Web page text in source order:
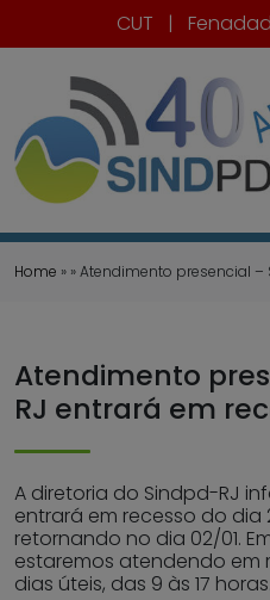
CUT |
Home » » Atendimento presencial
Atendimento
RJ entrará em
A diretoria do Sindpd-RJ
entrará em recesso do dia
retornando no dia 02/01.
estaremos atendendo em
dias úteis, das 9 às 17 horas.